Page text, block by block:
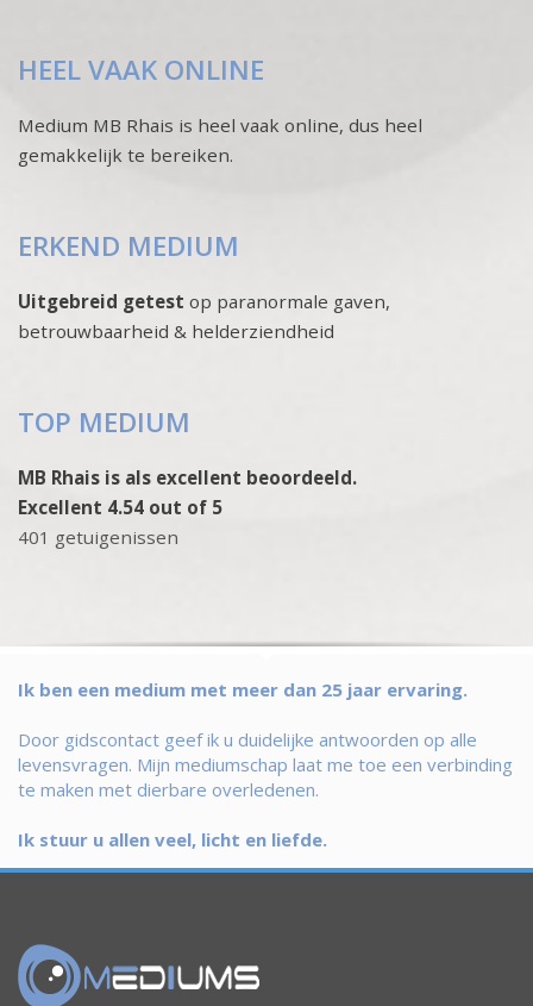
HEEL VAAK ONLINE
Medium MB Rhais is heel vaak online, dus heel
gemakkelijk te bereiken.
ERKEND MEDIUM
Uitgebreid getest op paranormale gaven,
betrouwbaarheid & helderziendheid
TOP MEDIUM
MB Rhais is als excellent beoordeeld.
Excellent 4.54 out of 5
401 getuigenissen
Ik ben een medium met meer dan 25 jaar ervaring.
Door gidscontact geef ik u duidelijke antwoorden op alle
levensvragen. Mijn mediumschap laat me toe een verbinding
te maken met dierbare overledenen.
Ik stuur u allen veel, licht en liefde.